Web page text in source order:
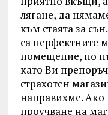
лягане, да
към стаята за
са перфектните
помещение, но
като Ви
страхотен
направихме. Ако
проучване на